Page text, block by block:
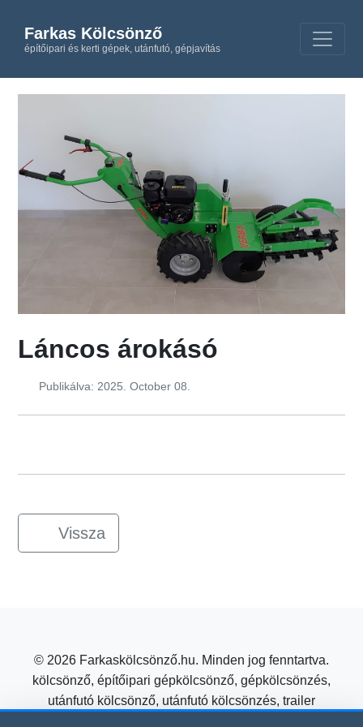
Farkas Kölcsönző
építőipari és kerti gépek, utánfutó, gépjavítás
Láncos árokásó
Publikálva: 2025. October 08.
Vissza
© 2026 Farkaskölcsönző.hu. Minden jog fenntartva.
kölcsönző, építőipari gépkölcsönző, gépkölcsönzés,
utánfutó kölcsönző, utánfutó kölcsönzés, trailer